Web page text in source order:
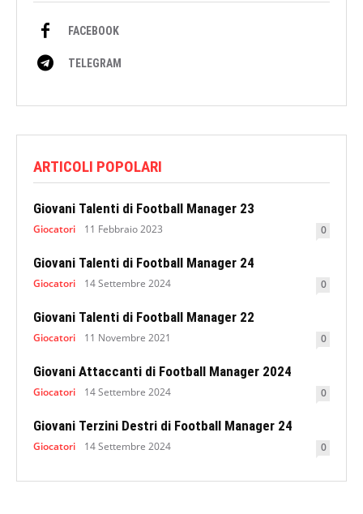
FACEBOOK
TELEGRAM
ARTICOLI POPOLARI
Giovani Talenti di Football Manager 23
Giocatori 11 Febbraio 2023 0
Giovani Talenti di Football Manager 24
Giocatori 14 Settembre 2024 0
Giovani Talenti di Football Manager 22
Giocatori 11 Novembre 2021 0
Giovani Attaccanti di Football Manager 2024
Giocatori 14 Settembre 2024 0
Giovani Terzini Destri di Football Manager 24
Giocatori 14 Settembre 2024 0